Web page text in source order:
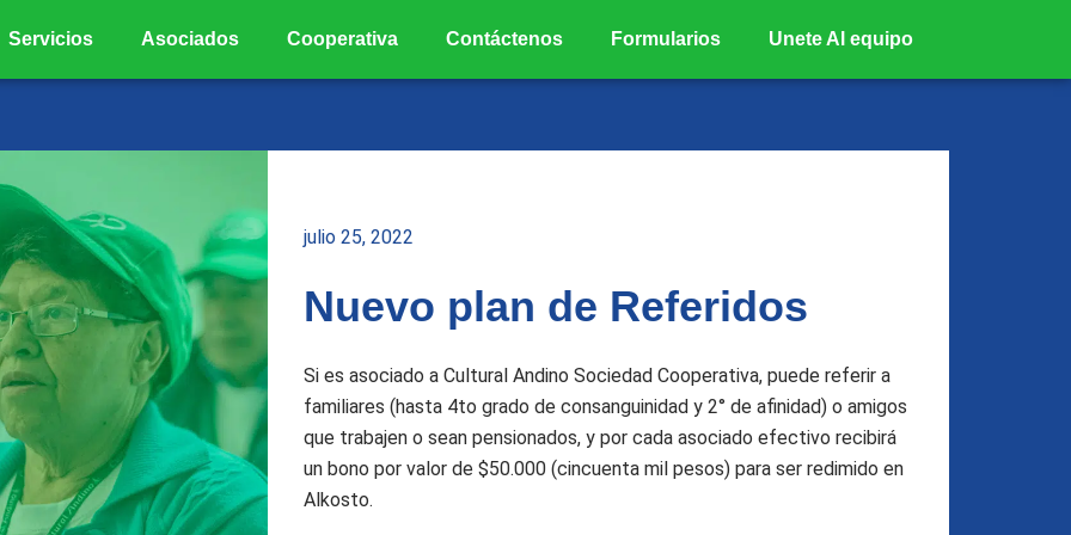
Servicios Asociados Cooperativa Contáctenos Formularios Unete Al equipo
julio 25, 2022
Nuevo plan de Referidos
Si es asociado a Cultural Andino Sociedad Cooperativa, puede referir a
familiares (hasta 4to grado de consanguinidad y 2° de afinidad) o amigos
que trabajen o sean pensionados, y por cada asociado efectivo recibirá
un bono por valor de $50.000 (cincuenta mil pesos) para ser redimido en
Alkosto.